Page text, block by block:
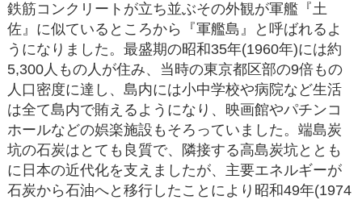
鉄筋コンクリートが立ち並ぶその外観が軍艦『土
佐』に似ているところから『軍艦島』と呼ばれるよ
うになりました。最盛期の昭和35年(1960年)には約
5,300人もの人が住み、当時の東京都区部の9倍もの
人口密度に達し、島内には小中学校や病院など生活
は全て島内で賄えるようになり、映画館やパチンコ
ホールなどの娯楽施設もそろっていました。端島炭
坑の石炭はとても良質で、隣接する高島炭坑ととも
に日本の近代化を支えましたが、主要エネルギーが
石炭から石油へと移行したことにより昭和49年(1974